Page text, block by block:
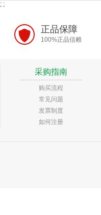
二类器械.6857消
医疗器械一类
普通耗材
进口药品
; ;
正品保障
100%正品信赖
采购指南
购买流程
常见问题
发票制度
如何注册